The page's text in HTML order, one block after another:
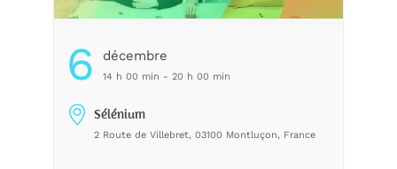
6 Décembre
14 h 00 min - 20 h 00 min
Sélénium
2 Route de Villebret, 03100 Montluçon, France